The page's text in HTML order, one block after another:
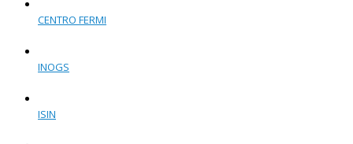
CENTRO FERMI
INOGS
ISIN